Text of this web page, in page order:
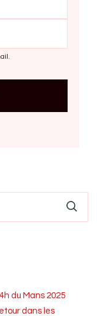
du Mans 2025
dans les